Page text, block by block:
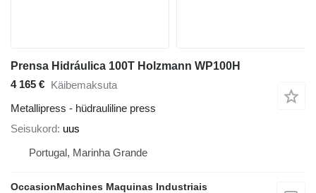
Prensa Hidráulica 100T Holzmann WP100H
4 165 € Käibemaksuta
Metallipress - hüdrauliline press
Seisukord uus
Portugal, Marinha Grande
OccasionMachines Maquinas Industriais